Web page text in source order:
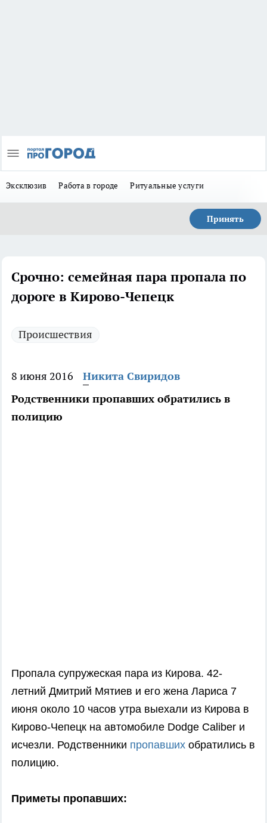
Эксклюзив Работа в городе Ритуальные услуги
Принять
Срочно: семейная пара пропала по
дороге в Кирово-Чепецк
Происшествия
8 июня 2016
Никита Свиридов
Родственники пропавших обратились в
полицию
Пропала супружеская пара из Кирова. 42-
летний Дмитрий Мятиев и его жена Лариса 7
июня около 10 часов утра выехали из Кирова в
Кирово-Чепецк на автомобиле Dodge Caliber и
исчезли. Родственники пропавших обратились в
полицию.
Приметы пропавших: